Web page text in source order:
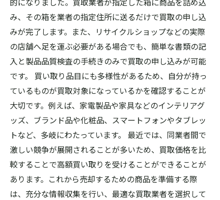
み、その箱を業者の指定住所に送るだけで買取の申し込
みが完了します。また、リサイクルショップなどの実際
の店舗へ足を運ぶ必要がある場合でも、簡単な書類の記
入と製品品質検査の手続きのみで買取の申し込みが可能
です。 買い取り品目にも多様性があるため、自分が持っ
ているものが買取対象になっているかを確認することが
大切です。例えば、家電製品や家具などのインテリアグ
ッズ、ブランド品や化粧品、スマートフォンやタブレッ
トなど、多岐にわたっています。 最近では、同業者間で
激しい競争が展開されることが多いため、買取価格を比
較することで高額買い取りを受けることができることが
あります。これから売却するための商品を準備する際
は、充分な情報収集を行い、最適な買取業者を選択して